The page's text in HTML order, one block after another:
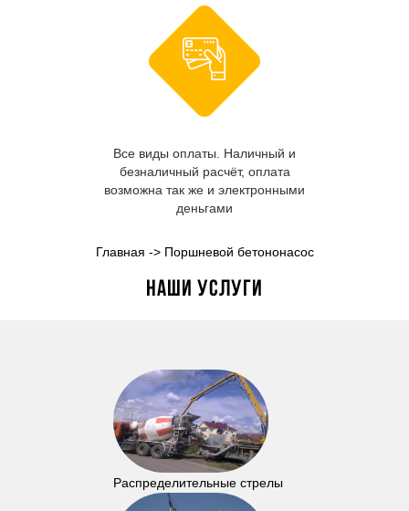
Все виды оплаты. Наличный и
безналичный расчёт, оплата
возможна так же и электронными
деньгами
Главная -> Поршневой бетононасос
Наши услуги
Распределительные стрелы